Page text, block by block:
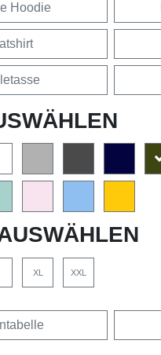
Hoodie
XL XXL